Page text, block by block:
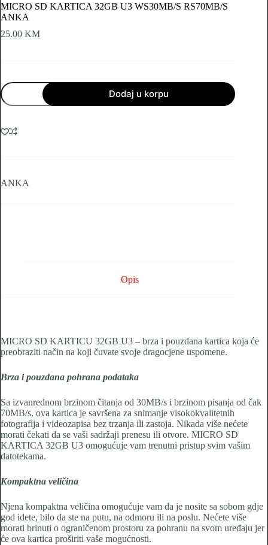
MICRO SD KARTICA 32GB U3 WS30MB/S RS70MB/S
ANKA
25.00 KM
MICRO
SD
KARTICA
U3
WS30MB/S
Dodaj u korpu
ANKA
Opis
MICRO SD KARTICU 32GB U3 – brza i pouzdana kartica koja će
preobraziti način na koji čuvate svoje dragocjene uspomene.
Brza i pouzdana pohrana podataka
Sa izvanrednom brzinom čitanja od 30MB/s i brzinom pisanja od čak
70MB/s, ova kartica je savršena za snimanje visokokvalitetnih
fotografija i videozapisa bez trzanja ili zastoja. Nikada više nećete
morati čekati da se vaši sadržaji prenesu ili otvore. MICRO SD
KARTICA 32GB U3 omogućuje vam trenutni pristup svim vašim
datotekama.
Kompaktna veličina
Njena kompaktna veličina omogućuje vam da je nosite sa sobom gdje
god idete, bilo da ste na putu, na odmoru ili na poslu. Nećete više
morati brinuti o ograničenom prostoru za pohranu na svom uređaju jer
će ova kartica proširiti vaše mogućnosti.